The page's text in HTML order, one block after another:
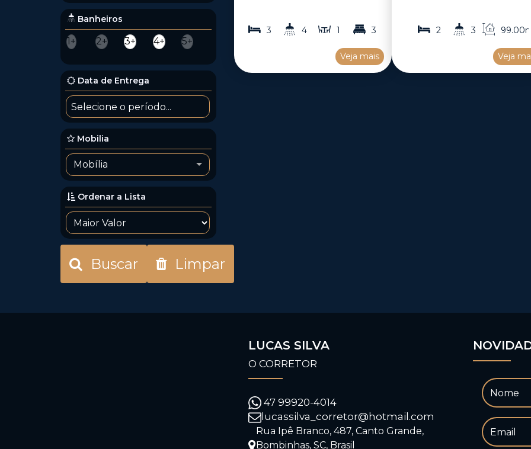
Banheiros
1+ 2+ 3+ 4+ 5+
Data de Entrega
Mobilia
Mobília
Ordenar a Lista
Buscar Limpar
CANTO GRANDE EM
3 4 1
3
Veja mais
MARISCAL
2 3 99.00
Veja
LUCAS SILVA
O CORRETOR
47 99920-4014
lucassilva_corretor@hotmail.com
Rua Ipê Branco, 487, Canto Grande,
Bombinhas, SC, Brasil